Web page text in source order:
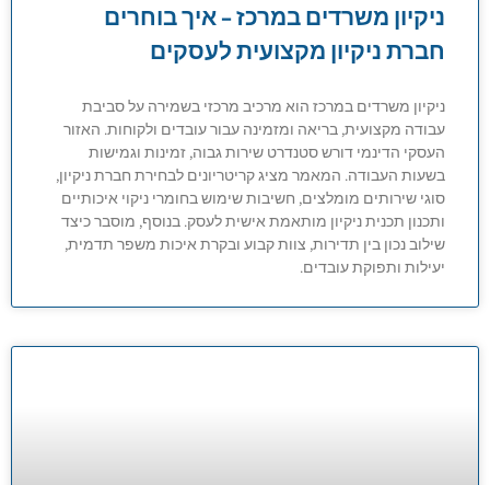
ניקיון משרדים במרכז – איך בוחרים
חברת ניקיון מקצועית לעסקים
ניקיון משרדים במרכז הוא מרכיב מרכזי בשמירה על סביבת
עבודה מקצועית, בריאה ומזמינה עבור עובדים ולקוחות. האזור
העסקי הדינמי דורש סטנדרט שירות גבוה, זמינות וגמישות
בשעות העבודה. המאמר מציג קריטריונים לבחירת חברת ניקיון,
סוגי שירותים מומלצים, חשיבות שימוש בחומרי ניקוי איכותיים
ותכנון תכנית ניקיון מותאמת אישית לעסק. בנוסף, מוסבר כיצד
שילוב נכון בין תדירות, צוות קבוע ובקרת איכות משפר תדמית,
יעילות ותפוקת עובדים.